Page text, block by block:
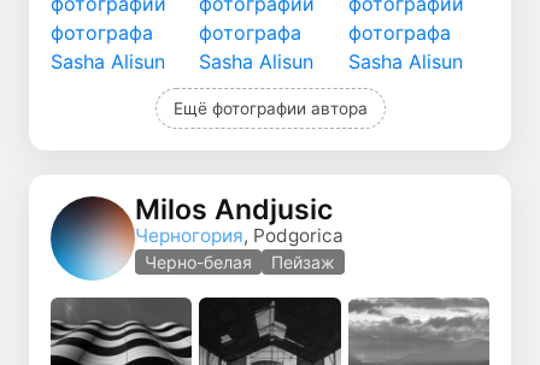
Ещё фотографии автора
Milos Andjusic
Черногория, Podgorica
Черно-белая Пейзаж